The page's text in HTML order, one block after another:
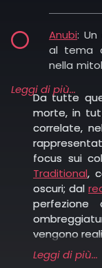
Memento
bensì
tatuaggi
(significa
spesso
clessidre,
Anubi:
al tema
nella
sui riti di
non è
egizia,
mistero
Morte e
jolly o
Leggi di più...
Da tutte
morte, in
correlate,
focus sui
Traditional,
oscuri; dal
vengono
Se sei
Leggi di più...